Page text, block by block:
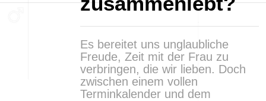
Es bereitet uns unglaubliche
Freude, Zeit mit der Frau zu
verbringen, die wir lieben. Doch
zwischen einem vollen
Terminkalender und dem